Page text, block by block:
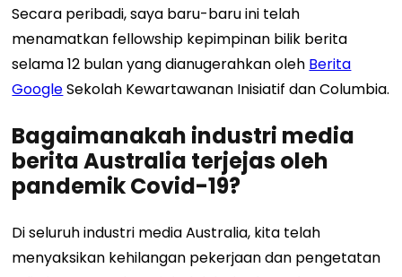
Secara peribadi, saya baru-baru ini telah
menamatkan fellowship kepimpinan bilik berita
selama 12 bulan yang dianugerahkan oleh Berita
GoogleSekolah Kewartawanan Inisiatif dan Columbia.
Bagaimanakah industri media
berita Australia terjejas oleh
pandemik Covid-19?
Di seluruh industri media Australia, kita telah
menyaksikan kehilangan pekerjaan dan pengetatan